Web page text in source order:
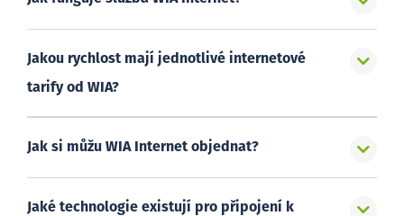
Jakou rychlost mají jednotlivé internetové
tarify od WIA?
Jak si můžu WIA Internet objednat?
Jaké technologie existují pro připojení k